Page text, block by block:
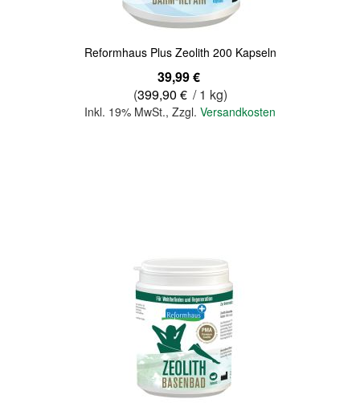
Reformhaus Plus Zeolith 200 Kapseln
39,99 €
(399,90 € / 1 kg)
Inkl. 19% MwSt., Zzgl. Versandkosten